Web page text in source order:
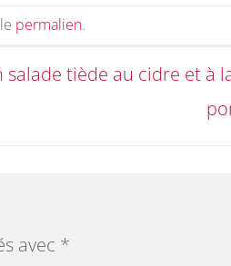
permalien.
salade tiède au cidre et à
avec *